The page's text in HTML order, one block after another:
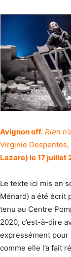
Avignon off. Rien
Virginie Despentes,
Lazare) le 17 juillet
Le texte ici mis en
Ménard) a été écrit
tenu au Centre
2020, c’est-à-dire
expressément
comme elle l’a fait